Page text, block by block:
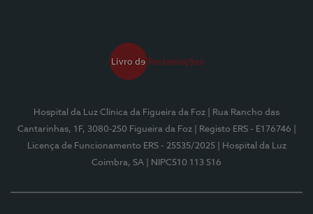
Hospital da Luz Clínica da Figueira da Foz
| Rua Rancho das
Cantarinhas, 1F, 3080-250 Figueira da Foz
| Registo ERS - E176746
Licença de Funcionamento ERS - 25535/2025
| Hospital da Luz
Coimbra, SA
| NIPC510 113 516